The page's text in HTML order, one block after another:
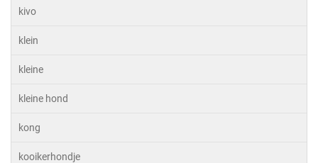
kivo
klein
kleine
kleine hond
kong
kooikerhondje